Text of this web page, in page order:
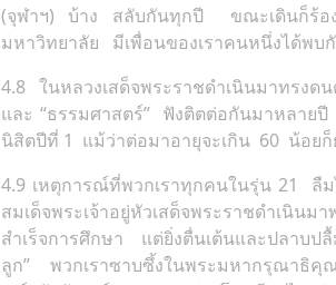
(จุฬาฯ) บ้าง สลับกันทุกปี ขณะเดินก็ร้อ
มหาวิทยาลัย มีเพื่อนของเราคนหนึ่งได้พบ
4.8 ในหลวงเสด็จพระราชดำเนินมาทรง
และ “ธรรมศาสตร์” ฟังติตต่อกันมาหลาย
นิสิตปีที่ 1 แม้ว่าต่อมาอายุจะเกิน 60 น้อยก็
4.9 เหตุการณ์ที่พวกเราทุกคนในรุ่น 21
สมเด็จพระเจ้าอยู่หัวเสด็จพระราชดำเนิ
สำเร็จการศึกษา แต่ยิ่งตื่นเต้นและปลาบ
ลูก” พวกเราซาบซึ้งในพระมหากรุณาธิคุ